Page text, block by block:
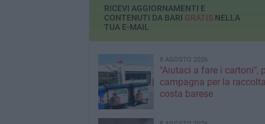
RICEVI AGGIORNAMENTI E
CONTENUTI DA BARI GRATISNELLA
TUA E-MAIL
8 AGOSTO 2026
"Aiutaci a fare i cartoni",
campagna per la
costa barese